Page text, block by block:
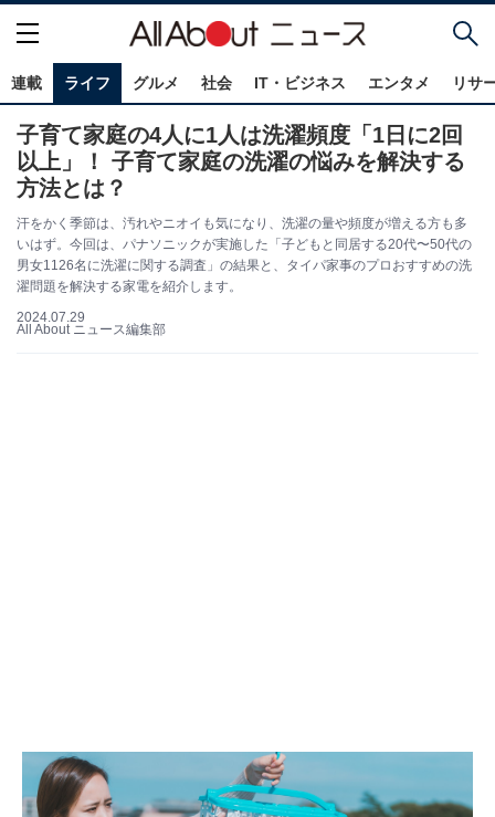
連載 ライフ グルメ 社会 IT・ビジネス エンタメ リサ
子育て家庭の4人に1人は洗濯頻度「1日に2回
以上」！ 子育て家庭の洗濯の悩みを解決する
方法とは？
汗をかく季節は、汚れやニオイも気になり、洗濯の量や頻度が増える方も多
いはず。今回は、パナソニックが実施した「子どもと同居する20代〜50代の
男女1126名に洗濯に関する調査」の結果と、タイパ家事のプロおすすめの洗
濯問題を解決する家電を紹介します。
2024.07.29
All About ニュース編集部